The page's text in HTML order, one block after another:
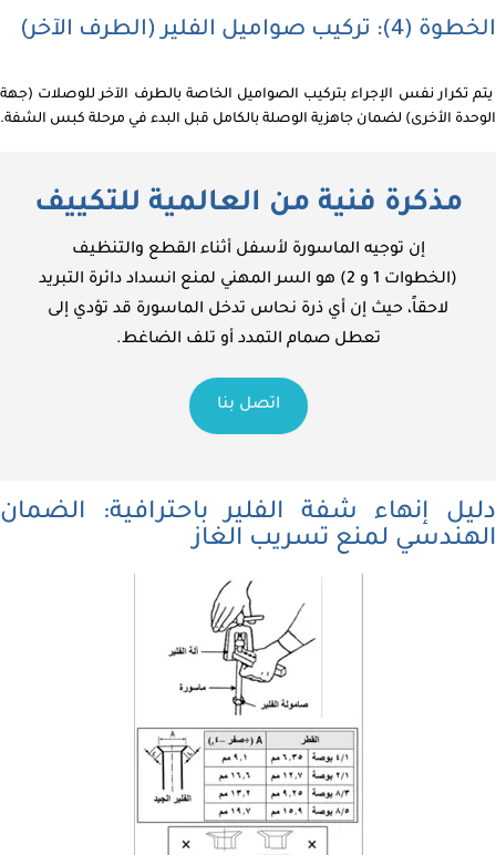
الخطوة (4): تركيب صواميل الفلير (الطرف الآخر)
يتم تكرار نفس الإجراء بتركيب الصواميل الخاصة بالطرف الآخر للوصلات (جهة
الوحدة الأخرى) لضمان جاهزية الوصلة بالكامل قبل البدء في مرحلة كبس الشفة.
مذكرة فنية من العالمية للتكييف
إن توجيه الماسورة لأسفل أثناء القطع والتنظيف
(الخطوات 1 و 2) هو السر المهني لمنع انسداد دائرة التبريد
لاحقاً، حيث إن أي ذرة نحاس تدخل الماسورة قد تؤدي إلى
تعطل صمام التمدد أو تلف الضاغط.
اتصل بنا
دليل إنهاء شفة الفلير باحترافية: الضمان
الهندسي لمنع تسريب الغاز